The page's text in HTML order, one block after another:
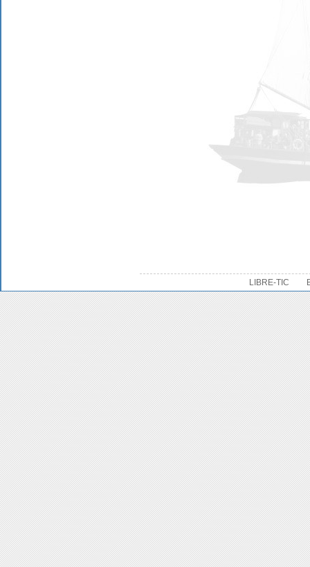
LIBRE-TIC